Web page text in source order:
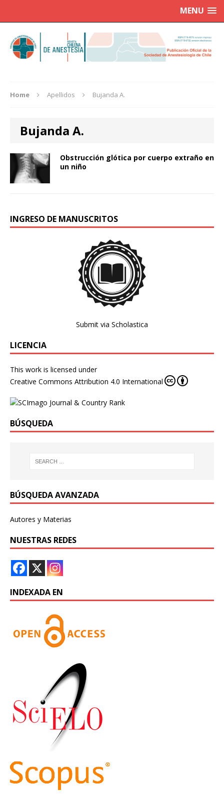
MENU
Home Apellidos Bujanda A.
Bujanda A.
Obstrucción glótica por cuerpo extraño en
un niño
INGRESO DE MANUSCRITOS
Submit via Scholastica
LICENCIA
This work is licensed under
Creative Commons Attribution 4.0 International
BÚSQUEDA
BÚSQUEDA AVANZADA
Autores y Materias
NUESTRAS REDES
INDEXADA EN